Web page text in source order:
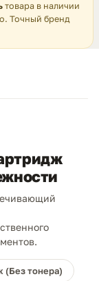
товара в наличии
Точный бренд
(Без тонера)